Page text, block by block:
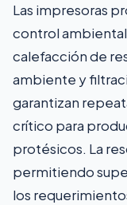
Las impresoras
control
calefacción de
ambiente y
garantizan
crítico para
protésicos. La
permitiendo
los